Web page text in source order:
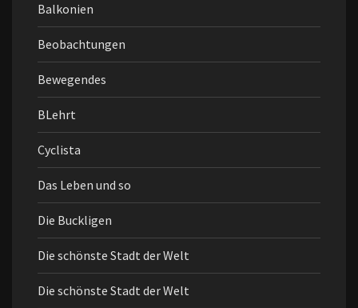
Balkonien
Beobachtungen
Bewegendes
BLehrt
Cyclista
Das Leben und so
Die Buckligen
Die schönste Stadt der Welt
Die schönste Stadt der Welt